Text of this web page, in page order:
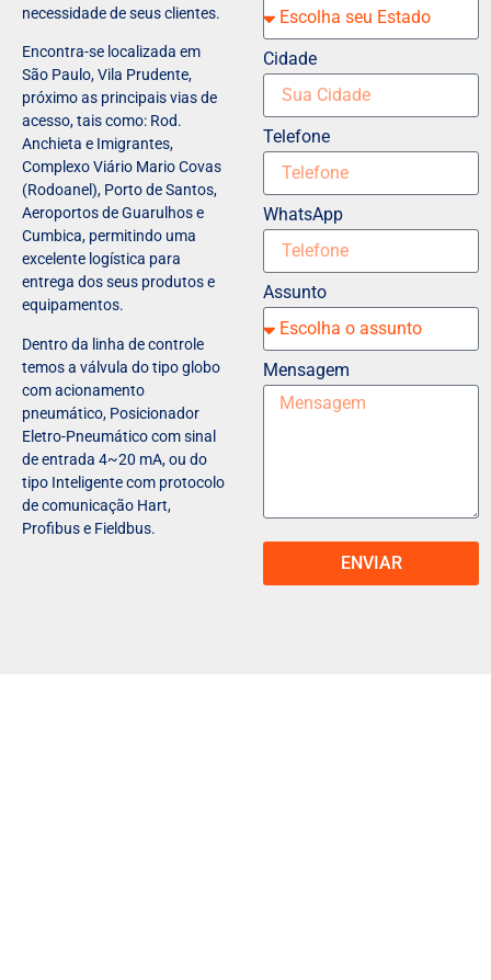
necessidade de seus clientes.
Encontra-se localizada em
São Paulo, Vila Prudente,
próximo as principais vias de
acesso, tais como: Rod.
Anchieta e Imigrantes,
Complexo Viário Mario Covas
(Rodoanel), Porto de Santos,
Aeroportos de Guarulhos e
Cumbica, permitindo uma
excelente logística para
entrega dos seus produtos e
equipamentos.
Dentro da linha de controle
temos a válvula do tipo globo
com acionamento
pneumático, Posicionador
Eletro-Pneumático com sinal
de entrada 4~20 mA, ou do
tipo Inteligente com protocolo
de comunicação Hart,
Profibus e Fieldbus.
Cidade
Telefone
WhatsApp
Assunto
Mensagem
ENVIAR